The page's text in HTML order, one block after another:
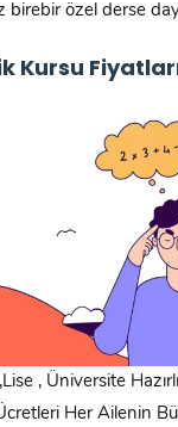
birebir özel derse
Kursu
, Üniversite
Her Ailenin